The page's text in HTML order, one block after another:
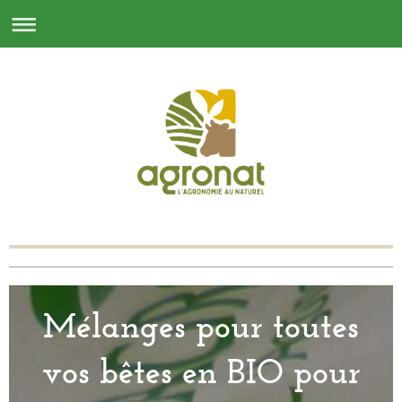
Mélanges pour toutes
vos bêtes en BIO pour